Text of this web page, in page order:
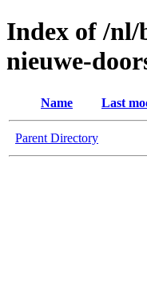
Index of /
nieuwe-
Name Last
Parent Directory